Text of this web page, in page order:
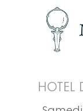
HOTEL